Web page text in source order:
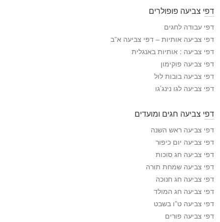
י
ה
צ
י
ע
ה
דפי צביעה פופולרים
דפי עבודה לחגים
דפי צביעה אותיות – דפי צביעה א”ב
דפי צביעה : אותיות באנגלית
דפי צביעה פוקימון
דפי צביעה בובות לול
דפי צביעה לגו נינג’גו
דפי צביעה חגים ומועדים
דפי צביעה ראש השנה
דפי צביעה יום כיפור
דפי צביעה חג סוכות
דפי צביעה שמחת תורה
דפי צביעה חג חנוכה
דפי צביעה חג המולד
דפי צביעה ט”ו בשבט
דפי צביעה פורים